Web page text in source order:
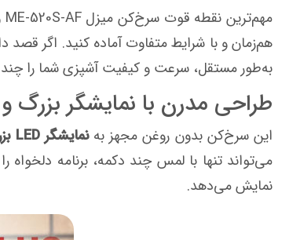
مهم‌ترین نقطه قوت سرخ‌کن میزل ME‑520S‑AF وجود
هم‌زمان و با شرایط متفاوت آماده کنید. اگر
به‌طور مستقل، سرعت و کیفیت آشپزی شما را چند
طراحی مدرن با نمایشگر بزرگ
این سرخ‌کن بدون روغن مجهز بهنمایشگر LED بزرگ، دکمه‌های لمسی و ولوم چرخشی دقیق
می‌تواند تنها با لمس چند دکمه، برنامه
نمایش می‌دهد.